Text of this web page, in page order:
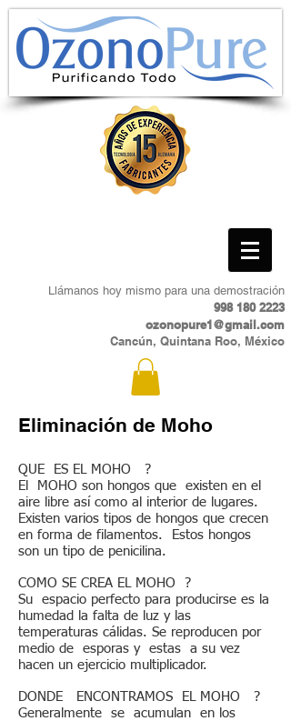
Llámanos hoy mismo para una demostración
998 180 2223
ozonopure1@gmail.com
Cancún, Quintana Roo, México
Eliminación de Moho
QUE ES EL MOHO ?
El MOHO son hongos que existen en el
aire libre así como al interior de lugares.
Existen varios tipos de hongos que crecen
en forma de filamentos. Estos hongos
son un tipo de penicilina.
COMO SE CREA EL MOHO ?
Su espacio perfecto para producirse es la
humedad la falta de luz y las
temperaturas cálidas. Se reproducen por
medio de esporas y estas a su vez
hacen un ejercicio multiplicador.
DONDE ENCONTRAMOS EL MOHO ?
Generalmente se acumulan en los